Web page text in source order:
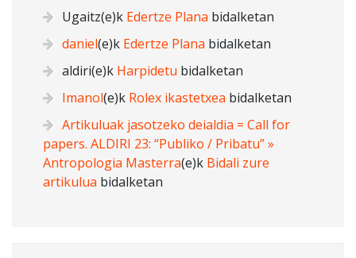
Ugaitz(e)k Edertze Plana bidalketan
daniel(e)k Edertze Plana bidalketan
aldiri(e)k Harpidetu bidalketan
Imanol(e)k Rolex ikastetxea bidalketan
Artikuluak jasotzeko deialdia = Call for
papers. ALDIRI 23: “Publiko / Pribatu” »
Antropologia Masterra(e)k Bidali zure
artikulua bidalketan